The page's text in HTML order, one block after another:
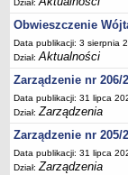
Pracownicy
Kompetencje
Regulamin
Regulamin
Ogłoszenia o
Lista
wolne
Wyniki naboru na
Dział:
Obwieszczenie
Data publikacji: 3 sierpnia
Dział:Aktualności
Zarządzenie nr 206/
Data publikacji: 31 lipca
Dział:Zarządzenia
Zarządzenie nr 205/
Data publikacji: 31 lipca
Dział:Zarządzenia